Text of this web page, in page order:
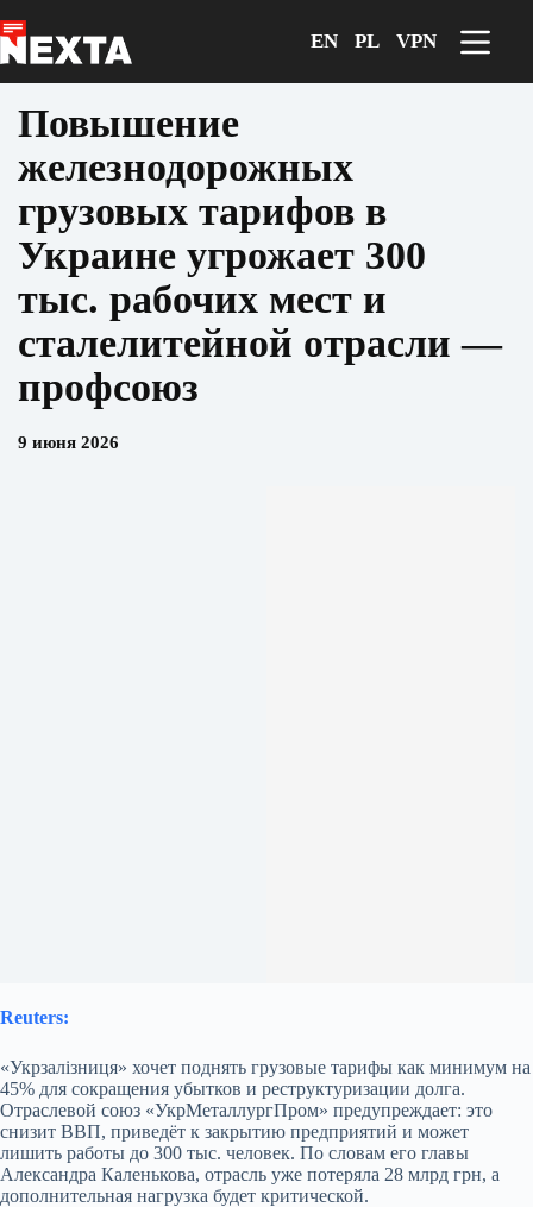
к
сути
EN PL VPN
Повышение
железнодорожных
грузовых тарифов в
Украине угрожает 300
тыс. рабочих мест и
сталелитейной отрасли —
профсоюз
9 июня 2026
Reuters:
«Укрзалізниця» хочет поднять грузовые тарифы как минимум на
45% для сокращения убытков и реструктуризации долга.
Отраслевой союз «УкрМеталлургПром» предупреждает: это
снизит ВВП, приведёт к закрытию предприятий и может
лишить работы до 300 тыс. человек. По словам его главы
Александра Каленькова, отрасль уже потеряла 28 млрд грн, а
дополнительная нагрузка будет критической.